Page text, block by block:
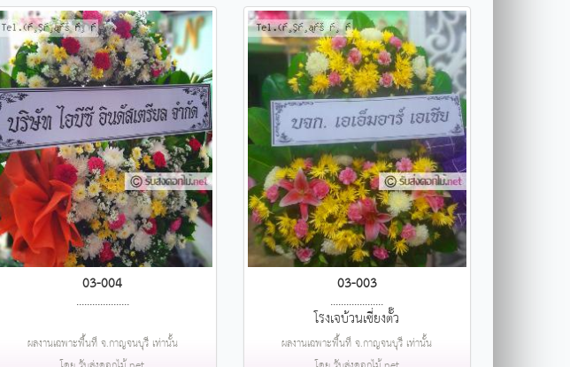
03-004
....................
ผลงานเฉพาะพื้นที่ จ.กาญจนบุรี เท่านั้น
03-003
....................
โรงเจบ้วนเซี่ยงตั๊ว
ผลงานเฉพาะพื้นที่ จ.กาญจนบุรี เท่านั้น